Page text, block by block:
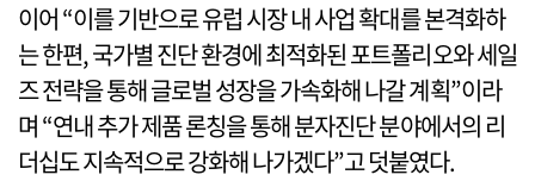
이어 “이를 기반으로 유럽 시장 내 사업 확대를 본격화하
는 한편, 국가별 진단 환경에 최적화된 포트폴리오와 세일
즈 전략을 통해 글로벌 성장을 가속화해 나갈 계획”이라
며 “연내 추가 제품 론칭을 통해 분자진단 분야에서의 리
더십도 지속적으로 강화해 나가겠다”고 덧붙였다.